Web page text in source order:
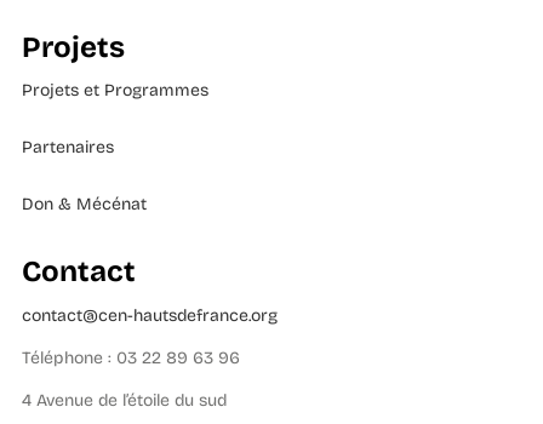
Projets
Projets et Programmes
Partenaires
Don & Mécénat
Contact
contact@cen-hautsdefrance.org
Téléphone : 03 22 89 63 96
4 Avenue de l’étoile du sud